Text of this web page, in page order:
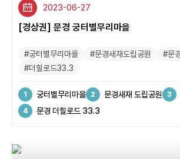
2023-06-27
[경상권] 문경 궁터별무리마을
#궁터별무리마을 #문경새재도립공원
#문
#더힐로드33.3
궁터별무리마을 문경새재 도립공원
문경 더힐로드 33.3